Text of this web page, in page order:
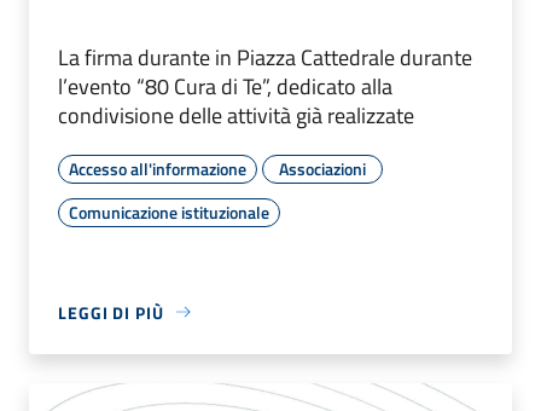
La firma durante in Piazza Cattedrale durante
l’evento “80 Cura di Te”, dedicato alla
condivisione delle attività già realizzate
Accesso all'informazione
Associazioni
Comunicazione istituzionale
LEGGI DI PIÙ